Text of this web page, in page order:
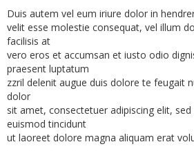
Duis autem vel eum iriure dolor in
velit esse molestie consequat, vel illum
facilisis at
vero eros et accumsan et iusto odio
praesent luptatum
zzril delenit augue duis dolore te feugait
dolor
sit amet, consectetuer adipiscing elit,
euismod tincidunt
ut laoreet dolore magna aliquam erat